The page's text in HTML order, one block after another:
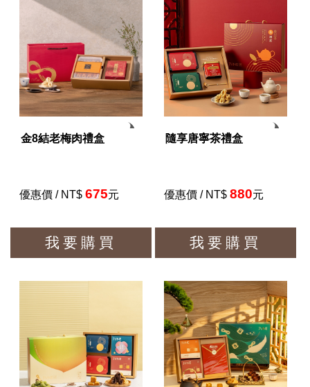
金8結老梅肉禮盒
優惠價 / NT$ 675元
我要購買
隨享唐寧茶禮盒
優惠價 / NT$ 880元
我要購買